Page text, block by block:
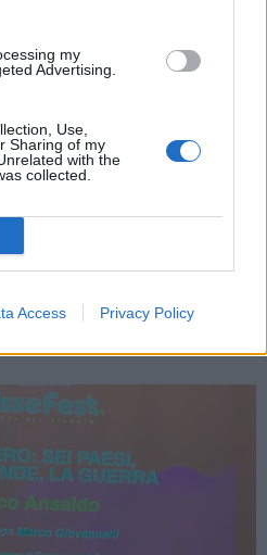
my
Advertising.
Use,
Sharing of my
with the
collected.
Access Privacy Policy
a UlisseFest il
Morello e
podcast e